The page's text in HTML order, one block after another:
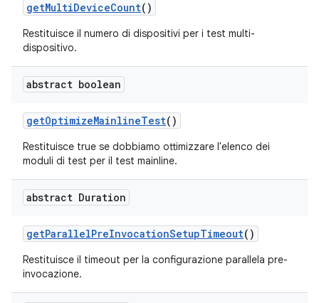
getMultiDeviceCount()
Restituisce il numero di dispositivi per i test multi-
dispositivo.
abstract boolean
getOptimizeMainlineTest()
Restituisce true se dobbiamo ottimizzare l'elenco dei
moduli di test per il test mainline.
abstract Duration
getParallelPreInvocationSetupTimeout()
Restituisce il timeout per la configurazione parallela pre-
invocazione.